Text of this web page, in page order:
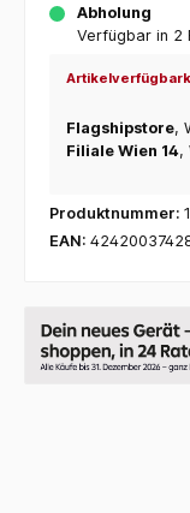
Abholung
Verfügbar in 2
Flagshipstore,
Filiale Wien 14,
Produktnummer:
EAN: